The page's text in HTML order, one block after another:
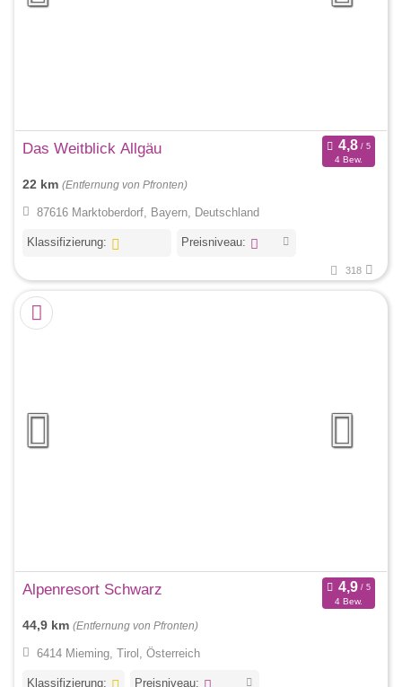
Das Weitblick Allgäu
4 Bew.
22 km (Entfernung von Pfronten)
87616 Marktoberdorf, Bayern, Deutschland
Klassifizierung: Preisniveau:
318
Alpenresort Schwarz
4 Bew.
44,9 km (Entfernung von Pfronten)
6414 Mieming, Tirol, Österreich
Klassifizierung: Preisniveau: